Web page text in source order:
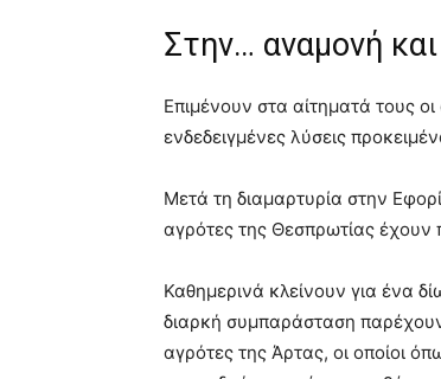
Στην… αναμονή
Επιμένουν στα αίτηματά τους
ενδεδειγμένες λύσεις
Μετά τη διαμαρτυρία στην
αγρότες της Θεσπρωτίας έχουν
Καθημερινά κλείνουν για ένα
διαρκή συμπαράσταση παρέχουν
αγρότες της Άρτας, οι οποίοι